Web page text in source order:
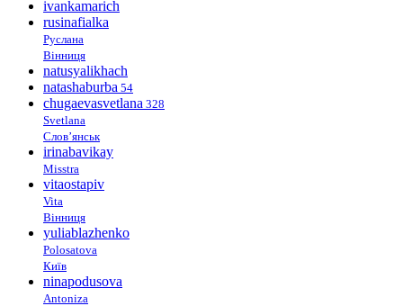
ivankamarich
rusinafialka
Руслана
Вінниця
natusyalikhach
natashaburba 54
chugaevasvetlana 328
Svetlana
Слов’янськ
irinabavikay
Misstra
vitaostapiv
Vita
Вінниця
yuliablazhenko
Polosatova
Київ
ninapodusova
Antoniza